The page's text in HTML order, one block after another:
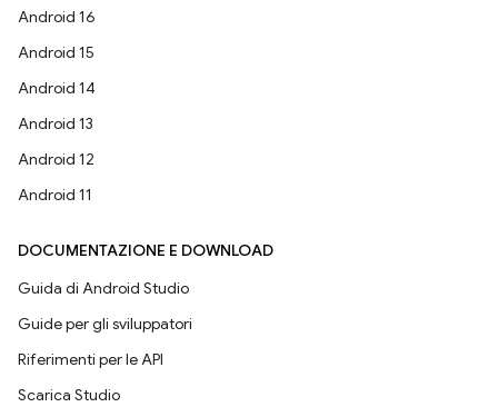
Android 16
Android 15
Android 14
Android 13
Android 12
Android 11
DOCUMENTAZIONE E DOWNLOAD
Guida di Android Studio
Guide per gli sviluppatori
Riferimenti per le API
Scarica Studio